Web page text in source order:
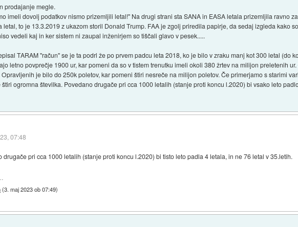
prodajanje megle.
imeli dovolj podatkov nismo prizemljili letal!" Na drugi strani sta SANA in EASA letala prizemljila ravno
letal, to je 13.3.2019 z ukazom storil Donald Trump. FAA je zgolj priredila papirje, da sedaj izgleda kako
vedeli kaj in ker sistem ni zaupal inženirjem so tiščali glavo v pesek.....
TARAM "račun" se je ta podrl že po prvem padcu leta 2018, ko je bilo v zraku manj kot 300 letal (do
letno povprečje 1900 ur, kar pomeni da so v tistem trenutku imeli okoli 380 žrtev na milijon preletenih
je bilo do 250k poletov, kar pomeni štiri nesreče na milijon poletov. Če primerjamo s starimi
ogromna številka. Povedano drugače pri cca 1000 letalih (stanje proti koncu l.2020) bi vsako leto
07:48
drugače pri cca 1000 letalih (stanje proti koncu l.2020) bi tisto leto padla 4 letala, in ne 76 letal v 35.letih.
(3. maj 2023 ob 07:49)